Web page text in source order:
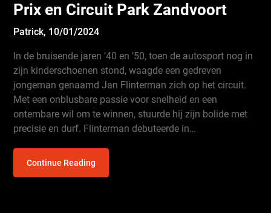
Prix en Circuit Park Zandvoort
Patrick, 10/01/2024
In de bruisende jaren ’40 en ’50, toen de autosport nog in
zijn kinderschoenen stond, waagde een gedreven
jongeman genaamd Jan Flinterman zich op het circuit.
Met een onblusbare passie voor snelheid en een
ontembare wil om te winnen, stuurde hij zijn bolide met
precisie en durf. Flinterman debuteerde in…
Continue Reading